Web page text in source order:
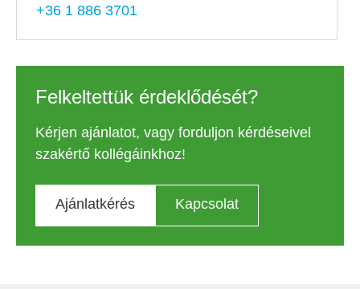
+36 1 886 3701
Felkeltettük érdeklődését?
Kérjen ajánlatot, vagy forduljon kérdéseivel
szakértő kollégáinkhoz!
Ajánlatkérés Kapcsolat